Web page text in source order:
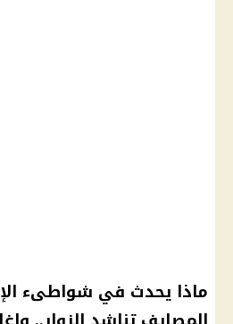
ماذا يحدث في شواطىء